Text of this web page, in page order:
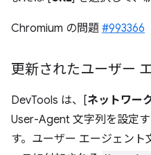
Chromium の問題 #993366
更新されたユーザー
DevTools は、[ネットワー
User-Agent 文字列を設定
す。ユーザー エージェン